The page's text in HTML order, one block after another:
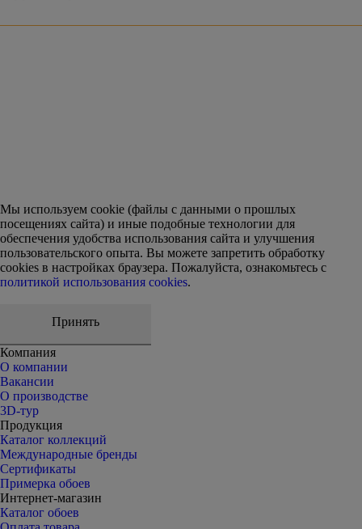
Мы используем cookie (файлы с данными о прошлых
посещениях сайта) и иные подобные технологии для
обеспечения удобства использования сайта и улучшения
пользовательского опыта. Вы можете запретить обработку
сookies в настройках браузера. Пожалуйста, ознакомьтесь с
политикой использования cookies.
Принять
Компания
О компании
Вакансии
О производстве
3D-тур
Продукция
Каталог коллекций
Международные бренды
Сертификаты
Примерка обоев
Интернет-магазин
Каталог обоев